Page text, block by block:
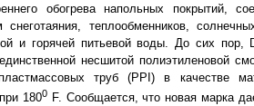
обогрева напольных покрытий,
снеготаяния, теплообменников,
и горячей питьевой воды. До сих пор,
несшитой полиэтиленовой
труб (PPI) в качестве
1800 F. Сообщается, что новая марка